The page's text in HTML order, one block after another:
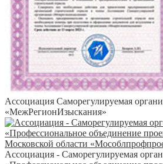
Ассоциация Саморегулируемая
«МежРегионИзыскания»
Ассоциация - Саморегулируемая